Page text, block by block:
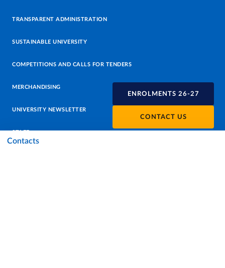
ENROLMENTS 26-27
CONTACT US
Contacts
TRANSPARENT ADMINISTRATION
SUSTAINABLE UNIVERSITY
COMPETITIONS AND CALLS FOR TENDERS
MERCHANDISING
UNIVERSITY NEWSLETTER
STAFF